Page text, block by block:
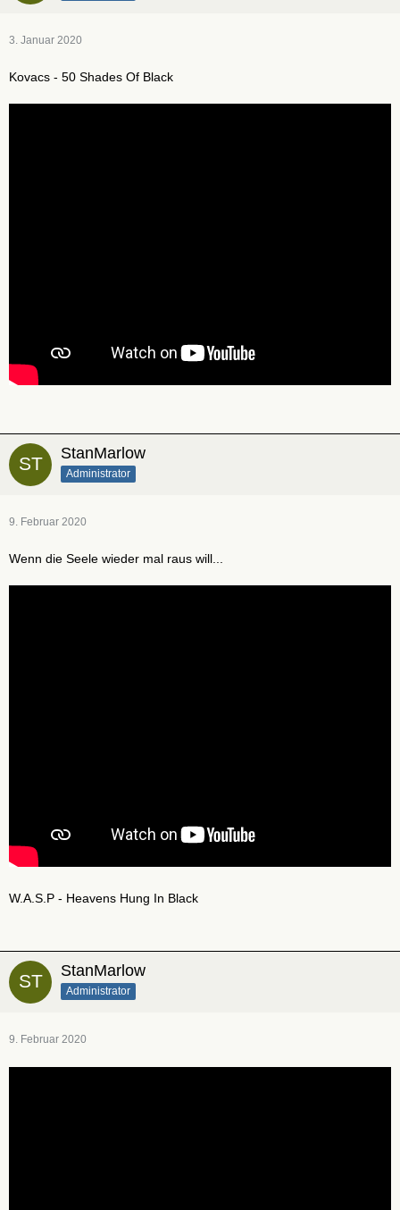
3. Januar 2020
Kovacs - 50 Shades Of Black
StanMarlow
Administrator
9. Februar 2020
Wenn die Seele wieder mal raus will...
W.A.S.P - Heavens Hung In Black
StanMarlow
Administrator
9. Februar 2020